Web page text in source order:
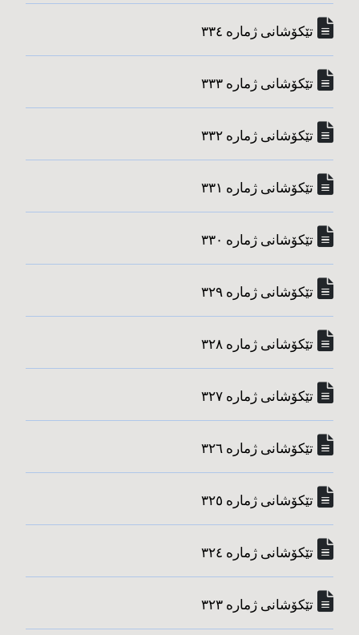
تێکۆشانی ژماره‌ ٣٣٤
تێکۆشانی ژماره‌ ٣٣٣
تێکۆشانی ژماره‌ ٣٣٢
تێکۆشانی ژماره‌ ٣٣١
تێکۆشانی ژماره‌ ٣٣٠
تێکۆشانی ژماره‌ ٣٢٩
تێکۆشانی ژماره‌ ٣٢٨
تێکۆشانی ژماره‌ ٣٢٧
تێکۆشانی ژماره‌ ٣٢٦
تێکۆشانی ژماره‌ ٣٢٥
تێکۆشانی ژماره‌ ٣٢٤
تێکۆشانی ژماره‌ ٣٢٣